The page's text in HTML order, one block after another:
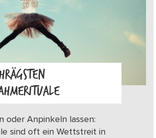
oder Anpinkeln lassen:
sind oft ein Wettstreit in